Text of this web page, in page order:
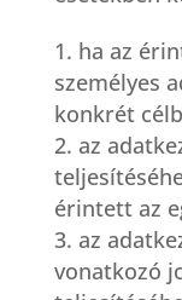
ha az
személyes
konkrét
az
érintett az
az
vonatkozó